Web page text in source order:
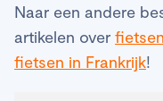
Naar een andere
artikelen over
fietsen in Frankrijk!